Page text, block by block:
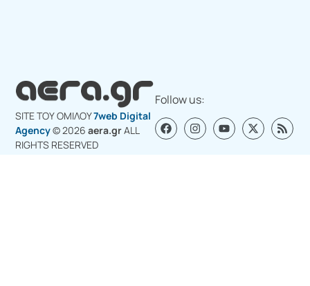
SITE ΤΟΥ ΟΜΙΛΟY7web Digital
Agency© 2026aera.grALL
RIGHTS RESERVED
Follow us: